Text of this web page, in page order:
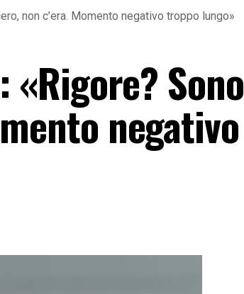
non c’era. Momento negativo troppo lungo»
«Rigore? Sono
negativo